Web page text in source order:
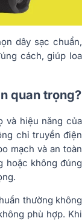
dây sạc chuẩn,
cách, giúp loa
quan trọng?
và hiệu năng của
chỉ truyền điện
mạch và an toàn
hoặc không đúng
thường không
phù hợp. Khi